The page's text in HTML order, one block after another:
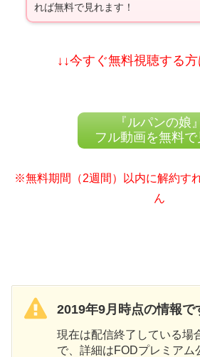
れば無料で見れます！
↓↓今すぐ無料視聴する
『ルパンの娘』
フル動画を無料で
※無料期間（2週間）以内に解約す
ん
2019年9月時点の情報で
現在は配信終了している場
で、詳細はFODプレミアム